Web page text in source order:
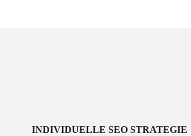
INDIVIDUELLE SEO STRATEGIE